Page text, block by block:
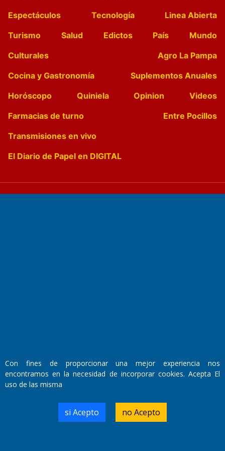
Espectáculos
Tecnología
Linea Abierta
Turismo
Salud Edictos País
Mundo
Culturales
Agro La Pampa
Cocina y Gastronomía
Suplementos Anuales
Horóscopo
Quiniela Opinion
Videos
Farmacias de turno
Entre Pocillos
Transmisiones en vivo
El Diario de Papel en DIGITAL
Domicilio Legal: José Ingenieros 855,
Número de Registro DNDA:
RL-2019-55551274-APN-DNDA#MJ
Con fines de proporcionar una mejor experiencia nos
encontramos en la necesidad de incorporar cookies. Acepta El
uso de las misma
si Acepto no Acepto